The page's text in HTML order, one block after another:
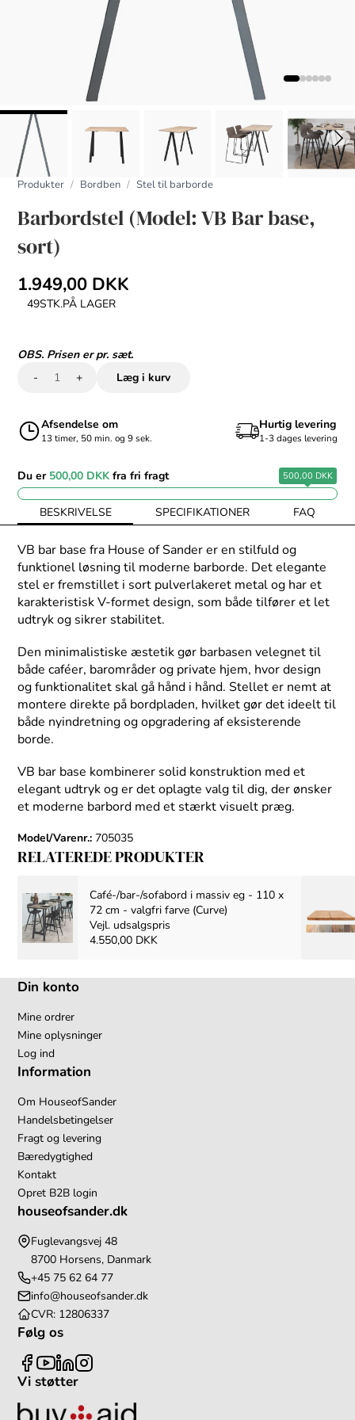
Produkter Bordben Stel til barborde
Barbordstel (Model: VB Bar base,
sort)
1.949,00 DKK
49STK.PÅ LAGER
OBS. Prisen er pr. sæt.
-
+ Læg i kurv
Afsendelse om
13 timer, 50 min. og 9 sek.
Hurtig levering
1-3 dages levering
Du er 500,00 DKK fra fri fragt 500,00 DKK
BESKRIVELSE SPECIFIKATIONER FAQ
VB bar base fra House of Sander er en stilfuld og
funktionel løsning til moderne barborde. Det elegante
stel er fremstillet i sort pulverlakeret metal og har et
karakteristisk V-formet design, som både tilfører et let
udtryk og sikrer stabilitet.
Den minimalistiske æstetik gør barbasen velegnet til
både caféer, barområder og private hjem, hvor design
og funktionalitet skal gå hånd i hånd. Stellet er nemt at
montere direkte på bordpladen, hvilket gør det ideelt til
både nyindretning og opgradering af eksisterende
borde.
VB bar base kombinerer solid konstruktion med et
elegant udtryk og er det oplagte valg til dig, der ønsker
et moderne barbord med et stærkt visuelt præg.
Model/Varenr.: 705035
RELATEREDE PRODUKTER
Café-/bar-/sofabord i massiv eg - 110 x
72 cm - valgfri farve (Curve)
Vejl. udsalgspris
4.550,00 DKK
Din konto
Mine ordrer
Mine oplysninger
Log ind
Information
Om HouseofSander
Handelsbetingelser
Fragt og levering
Bæredygtighed
Kontakt
Opret B2B login
houseofsander.dk
Fuglevangsvej 48
8700 Horsens, Danmark
+45 75 62 64 77
info@houseofsander.dk
CVR: 12806337
Følg os
Vi støtter